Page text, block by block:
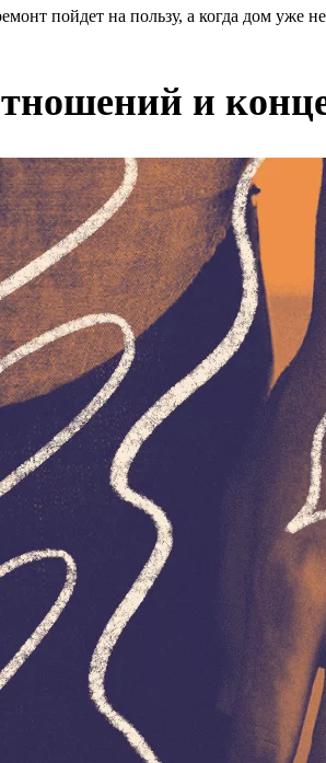
пойдет на пользу, а когда дом уже
и